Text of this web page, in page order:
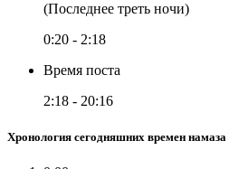
(Последнее треть ночи)
0:20 - 2:18
Время поста
2:18 - 20:16
Хронология сегодняшних времен намаза